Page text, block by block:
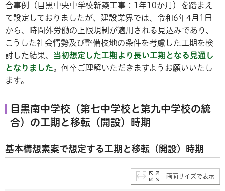
合事例（目黒中央中学校新築工事：1年10か月）を踏まえ
て設定しておりましたが、建設業界では、令和6年4月1日
から、時間外労働の上限規制が適用される見込みであり、
こうした社会情勢及び整備校地の条件を考慮した工期を検
討した結果、 当初想定した工期より長い工期となる見通し
となりました。何卒ご理解いただきますようお願いいたし
ます。
目黒南中学校（第七中学校と第九中学校の統
合）の工期と移転（開設）時期
基本構想素案で想定する工期と移転（開設）時期
画面サイズで表示